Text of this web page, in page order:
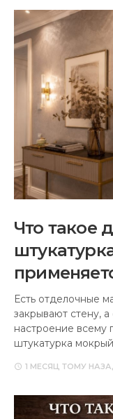
Что такое
Есть отделочные
закрывают стену,
настроение
штукатурка
1 МЕСЯЦ ТОМУ